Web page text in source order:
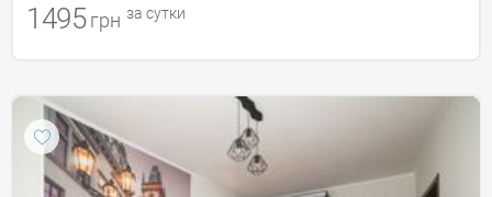
1495 грн за сутки